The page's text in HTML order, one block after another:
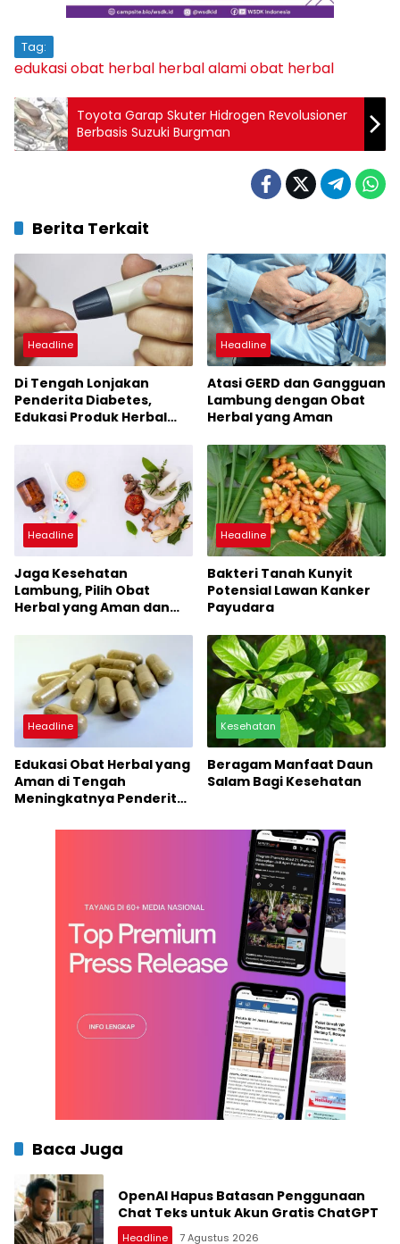
Tag:
edukasi obat herbal herbal alamiobat herbal
Toyota Garap Skuter Hidrogen Revolusioner
Berbasis Suzuki Burgman
Berita Terkait
Headline
Di Tengah Lonjakan
Penderita Diabetes,
Edukasi Produk Herbal
Headline
Atasi GERD dan Gangguan
Lambung dengan Obat
Herbal yang Aman
Headline
Jaga Kesehatan
Lambung, Pilih Obat
Herbal yang Aman dan
Headline
Bakteri Tanah Kunyit
Potensial Lawan Kanker
Payudara
Headline
Edukasi Obat Herbal yang
Aman di Tengah
Meningkatnya Penderita
Kesehatan
Beragam Manfaat Daun
Salam Bagi Kesehatan
Baca Juga
OpenAI Hapus Batasan Penggunaan
Chat Teks untuk Akun Gratis ChatGPT
Headline 7 Agustus 2026